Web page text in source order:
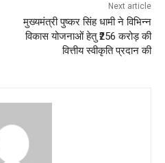
Next article
मुख्यमंत्री पुष्कर सिंह धामी ने विभिन्न
विकास योजनाओं हेतु ₹256 करोड़ की
वित्तीय स्वीकृति प्रदान की